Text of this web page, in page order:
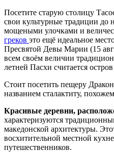
Посетите старую столицу
свои культурные традиции до
мощеными улочками и
греков это ещё идеальное
Пресвятой Девы Марии (15
всем своём величии
летней Пасхи считается остров
Стоит посетить пещеру
названием сталактиту,
Красивые деревни,
характеризуются
македонской архитектуры.
восхитительной местной
путешественников.